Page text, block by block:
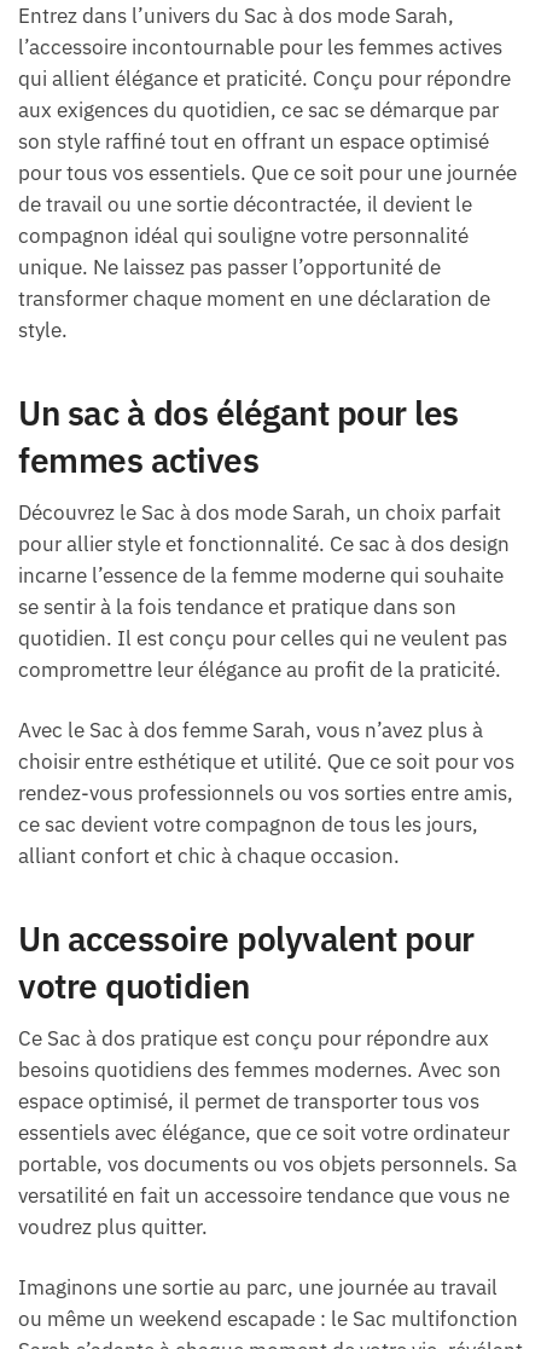
Entrez dans l’univers du Sac à dos mode Sarah,
l’accessoire incontournable pour les femmes actives
qui allient élégance et praticité. Conçu pour répondre
aux exigences du quotidien, ce sac se démarque par
son style raffiné tout en offrant un espace optimisé
pour tous vos essentiels. Que ce soit pour une journée
de travail ou une sortie décontractée, il devient le
compagnon idéal qui souligne votre personnalité
unique. Ne laissez pas passer l’opportunité de
transformer chaque moment en une déclaration de
style.
Un sac à dos élégant pour les
femmes actives
Découvrez le Sac à dos mode Sarah, un choix parfait
pour allier style et fonctionnalité. Ce sac à dos design
incarne l’essence de la femme moderne qui souhaite
se sentir à la fois tendance et pratique dans son
quotidien. Il est conçu pour celles qui ne veulent pas
compromettre leur élégance au profit de la praticité.
Avec le Sac à dos femme Sarah, vous n’avez plus à
choisir entre esthétique et utilité. Que ce soit pour vos
rendez-vous professionnels ou vos sorties entre amis,
ce sac devient votre compagnon de tous les jours,
alliant confort et chic à chaque occasion.
Un accessoire polyvalent pour
votre quotidien
Ce Sac à dos pratique est conçu pour répondre aux
besoins quotidiens des femmes modernes. Avec son
espace optimisé, il permet de transporter tous vos
essentiels avec élégance, que ce soit votre ordinateur
portable, vos documents ou vos objets personnels. Sa
versatilité en fait un accessoire tendance que vous ne
voudrez plus quitter.
Imaginons une sortie au parc, une journée au travail
ou même un weekend escapade : le Sac multifonction